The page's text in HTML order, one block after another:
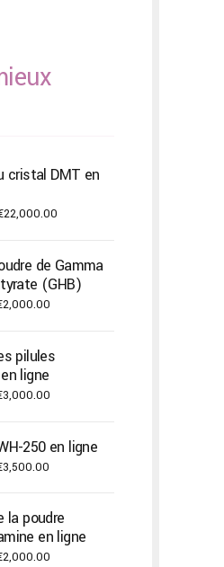
cristal DMT en
22,000.00Price
through
de Gamma
(GHB)
2,000.00Price
€2,000.00
pilules
ligne
3,000.00Price
€300.00
through
250 en ligne
3,500.00Price
€300.00
through
€3,500.00
la poudre
en ligne
2,000.00Price